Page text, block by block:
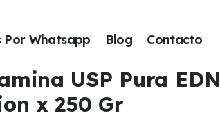
Por Whatsapp Blog Contacto
USP Pura EDN
x 250 Gr